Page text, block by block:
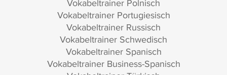
Vokabeltrainer Polnisch
Vokabeltrainer Portugiesisch
Vokabeltrainer Russisch
Vokabeltrainer Schwedisch
Vokabeltrainer Spanisch
Vokabeltrainer Business-Spanisch